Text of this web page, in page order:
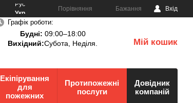
Рус
Укр
Порівняння Бажання Вхід
Графік роботи:
Будні: 09:00–18:00
Вихідний:Субота, Неділя. Мій кошик
Екіпірування
для
пожежних
Протипожежні
послуги
Довідник
компаній